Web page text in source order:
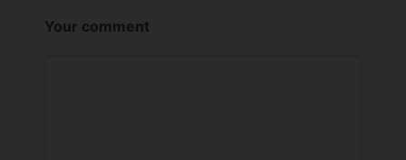
Your comment